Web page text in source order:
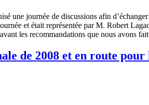
une journée de discussions afin
et était représentée par M. Robert
les recommandations que nous avons
de 2008 et en route pour